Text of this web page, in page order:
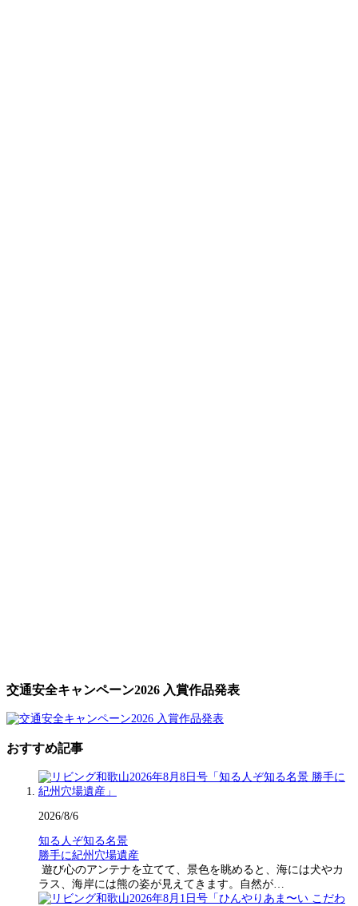
交通安全キャンペーン2026 入賞作品発表
おすすめ記事
2026/8/6
知る人ぞ知る名景
勝手に紀州穴場遺産
遊び心のアンテナを立てて、景色を眺めると、海には犬やカ
ラス、海岸には熊の姿が見えてきます。自然が…